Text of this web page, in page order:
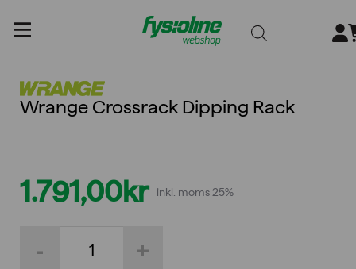
innehållet
Wrange Crossrack Dipping Rack
1.791,00kr inkl. moms 25%
+
-